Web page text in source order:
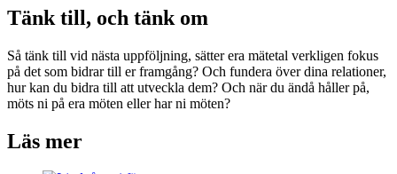
Tänk till, och tänk om
Så tänk till vid nästa uppföljning, sätter era mätetal verkligen fokus
på det som bidrar till er framgång? Och fundera över dina relationer,
hur kan du bidra till att utveckla dem? Och när du ändå håller på,
möts ni på era möten eller har ni möten?
Läs mer